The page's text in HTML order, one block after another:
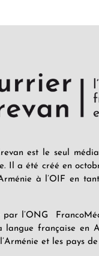
est le seul
Il a été créé en
à l’OIF en
par l’ONG
langue française en
et les pays